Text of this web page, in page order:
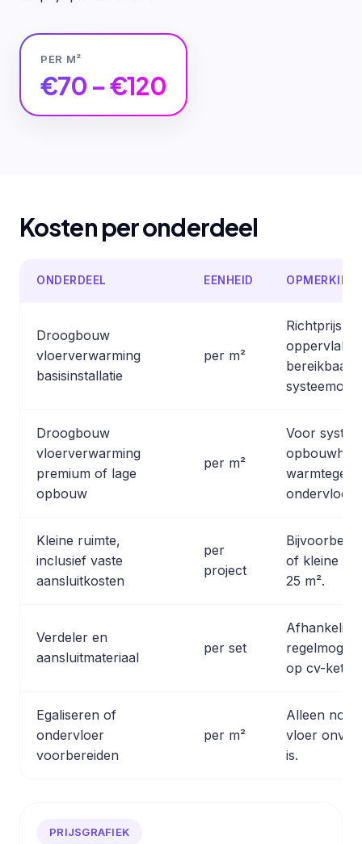
PER M²
€70 – €120
Kosten per onderdeel
ONDERDEEL EENHEID OPMERKING
Droogbouw
vloerverwarming
basisinstallatie
per m²
Richtprijs
Droogbouw
vloerverwarming
premium of lage
opbouw
per m²
Voor
ondervloer.
Kleine ruimte,
inclusief vaste
aansluitkosten
per
project
of kleine
25 m².
Verdeler en
aansluitmateriaal
per set
Afhankelijk
op cv-ketel
Egaliseren of
ondervloer
voorbereiden
per m²
Alleen
vloer
is.
PRIJSGRAFIEK